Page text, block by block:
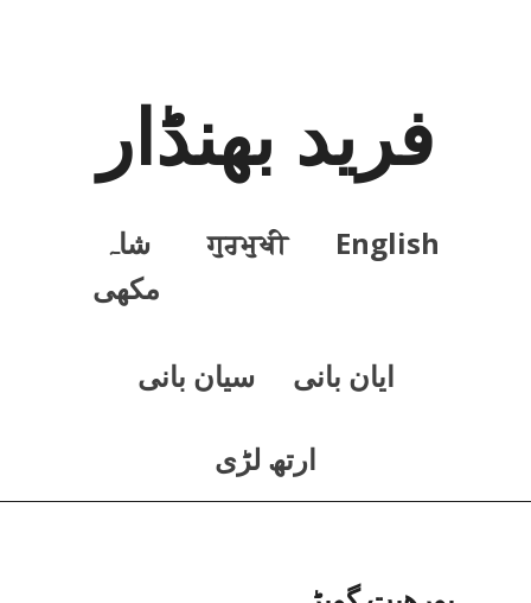
فرید بھنڈار
English
ਗੁਰਮੁਖੀ
شاہ
مکھی
ايان بانی سيان بانی
ارتھ لڑی